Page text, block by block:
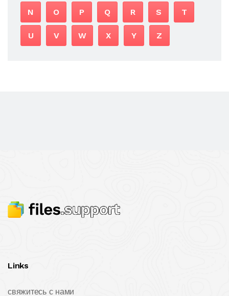
N O P Q R S T
U V W X Y Z
Links
свяжитесь с нами